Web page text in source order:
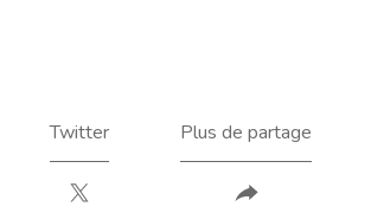
Twitter Plus de partage